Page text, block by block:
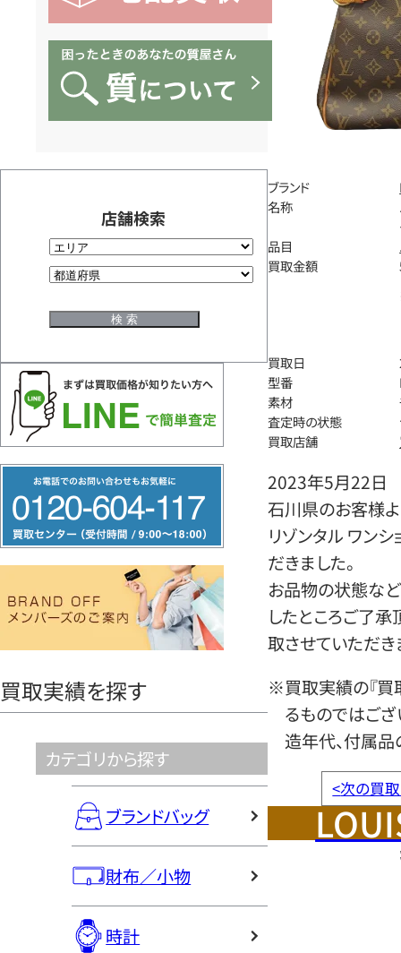
店舗検索
リ
ー
ヤ
買取実績を探す
カテゴリから探す
ブランドバッグ
財布／小物
時計
ブランド
名称
品目
買取金額
買取日
型番
素材
査定時の状態
買取店舗
2023年5月22日
石川県のお客様よ
リゾンタル ワン
だきました。
お品物の状態など
したところご了
取させていただき
※買取実績の『買
るものではござ
造年代、付属品
<次の買